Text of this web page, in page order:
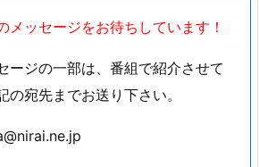
メッセージをお待ちしています！
ージの一部は、番組で紹介させて
の宛先までお送り下さい。